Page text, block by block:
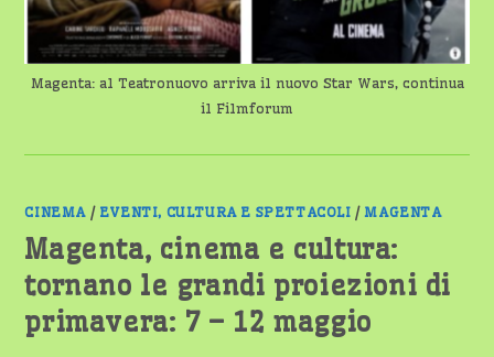
Magenta: al Teatronuovo arriva il nuovo Star Wars, continua
il Filmforum
CINEMA / EVENTI, CULTURA E SPETTACOLI /MAGENTA
Magenta, cinema e cultura:
tornano le grandi proiezioni di
primavera: 7 – 12 maggio